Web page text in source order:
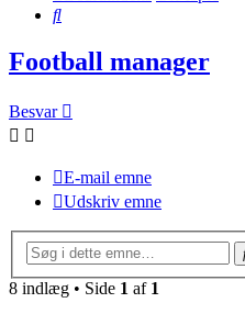
Søg
Football manager
Besvar
E-mail emne
Udskriv emne
8 indlæg • Side 1 af 1